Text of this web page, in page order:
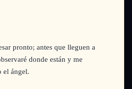
pronto; antes que lleguen a
donde están y me
el ángel.